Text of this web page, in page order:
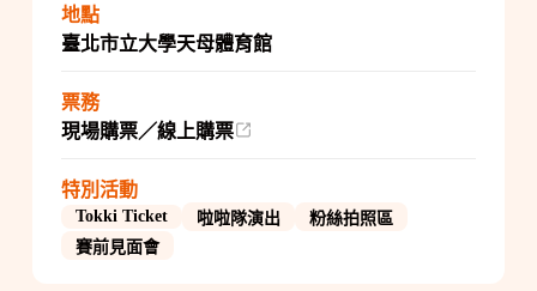
地點
臺北市立大學天母體育館
票務
現場購票／線上購票
特別活動
Tokki Ticket 啦啦隊演出
粉絲拍照區
賽前見面會